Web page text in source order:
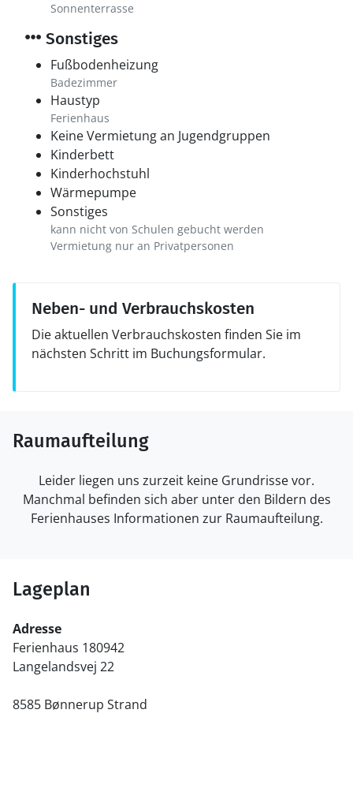
Sonnenterrasse
Sonstiges
Fußbodenheizung
Badezimmer
Haustyp
Ferienhaus
Keine Vermietung an Jugendgruppen
Kinderbett
Kinderhochstuhl
Wärmepumpe
Sonstiges
kann nicht von Schulen gebucht werden
Vermietung nur an Privatpersonen
Neben- und Verbrauchskosten
Die aktuellen Verbrauchskosten finden Sie im
nächsten Schritt im Buchungsformular.
Raumaufteilung
Leider liegen uns zurzeit keine Grundrisse vor.
Manchmal befinden sich aber unter den Bildern des
Ferienhauses Informationen zur Raumaufteilung.
Lageplan
Adresse
Ferienhaus 180942
Langelandsvej 22
8585 Bønnerup Strand